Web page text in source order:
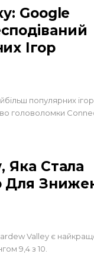
Google
Ігор
популярних ігор
головоломки
Яка Стала
Valley є
9,4 з 10.